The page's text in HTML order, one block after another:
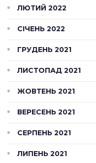
ЛЮТИЙ 2022
СІЧЕНЬ 2022
ГРУДЕНЬ 2021
ЛИСТОПАД 2021
ЖОВТЕНЬ 2021
ВЕРЕСЕНЬ 2021
СЕРПЕНЬ 2021
ЛИПЕНЬ 2021